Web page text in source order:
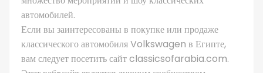
автомобилей.
Если вы заинтересованы в покупке или продаже
классического автомобиля Volkswagen в Египте,
вам следует посетить сайт classicsofarabia.com.